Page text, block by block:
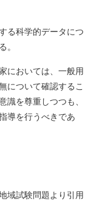
る科学的データにつ
。
においては、一般用
について確認するこ
識を尊重しつつも、
導を行うべきであ
域試験問題より引用